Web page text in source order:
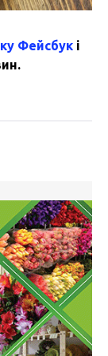
Фейсбук і